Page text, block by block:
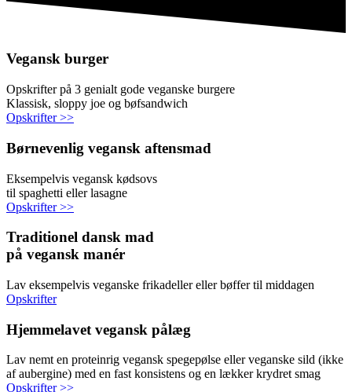
Vegansk burger
Opskrifter på 3 genialt gode veganske burgere
Klassisk, sloppy joe og bøfsandwich
Opskrifter >>
Børnevenlig vegansk aftensmad
Eksempelvis vegansk kødsovs
til spaghetti eller lasagne
Opskrifter >>
Traditionel dansk mad
på vegansk manér
Lav eksempelvis veganske frikadeller eller bøffer til middagen
Opskrifter
Hjemmelavet vegansk pålæg
Lav nemt en proteinrig vegansk spegepølse eller veganske sild (ikke
af aubergine) med en fast konsistens og en lækker krydret smag
Opskrifter >>